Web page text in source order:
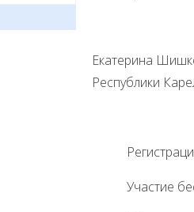
Екатерина
Республики
Регистрация
Участие